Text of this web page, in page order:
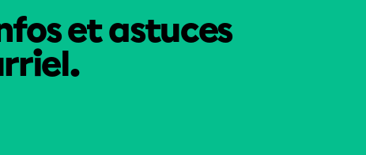
et astuces